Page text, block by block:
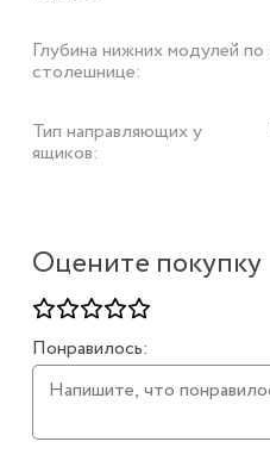
Оцените покупку
Понравилось:
Глубина нижних модулей по
столешнице:
Тип направляющих у
ящиков: